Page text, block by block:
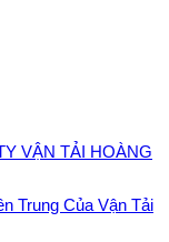
VẬN TẢI HOÀNG
Trung Của Vận Tải